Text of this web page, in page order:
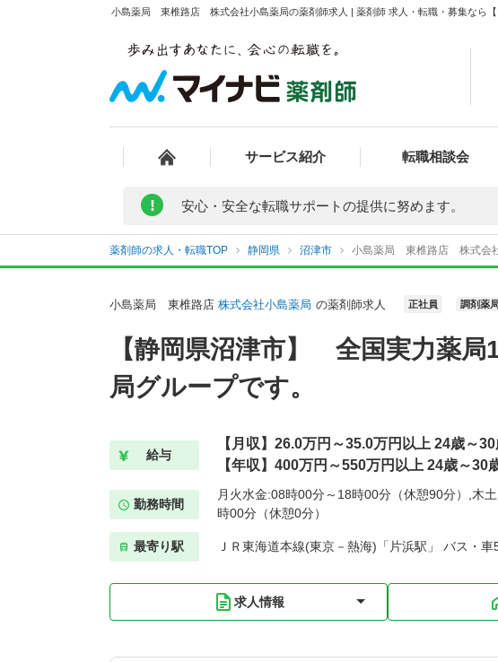
小島薬局 東椎路店 株式会社小島薬局の薬剤師求人 | 薬剤師 求人・転職・募集なら【
サービス紹介 転職相談会
! 安心・安全な転職サポートの提供に努めます。
薬剤師の求人・転職TOP 静岡県 沼津市 小島薬局 東椎路店 株式会
小島薬局 東椎路店 株式会社小島薬局 の薬剤師求人 正社員 調剤薬
【静岡県沼津市】 全国実力薬
局グループです。
給与
【月収】26.0万円～35.0万円以上 24歳～
【年収】400万円～550万円以上 24歳～30
勤務時間
月火水金:08時00分～18時00分（休憩90分）,木
時00分（休憩0分）
最寄り駅 ＪＲ東海道本線(東京－熱海)「片浜駅」 バス・車
求人情報